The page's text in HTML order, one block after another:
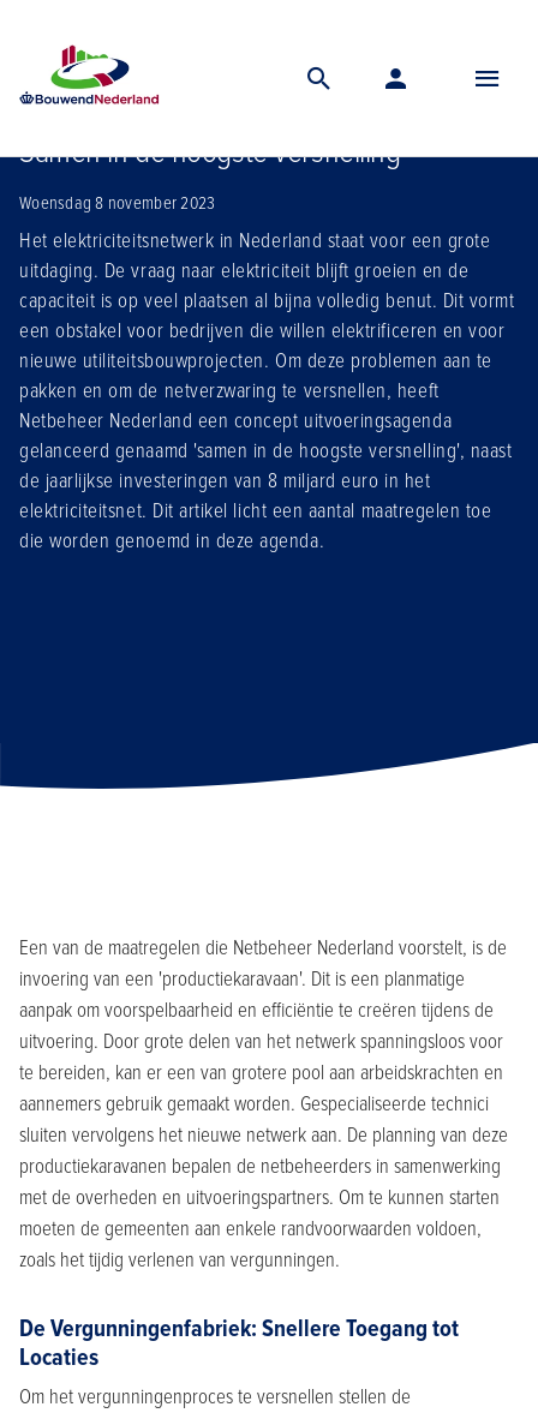
Nieuws
Samen in de hoogste versnelling
Woensdag 8 november 2023
Het elektriciteitsnetwerk in Nederland staat voor een grote
uitdaging. De vraag naar elektriciteit blijft groeien en de
capaciteit is op veel plaatsen al bijna volledig benut. Dit vormt
een obstakel voor bedrijven die willen elektrificeren en voor
nieuwe utiliteitsbouwprojecten. Om deze problemen aan te
pakken en om de netverzwaring te versnellen, heeft
Netbeheer Nederland een concept uitvoeringsagenda
gelanceerd genaamd 'samen in de hoogste versnelling', naast
de jaarlijkse investeringen van 8 miljard euro in het
elektriciteitsnet. Dit artikel licht een aantal maatregelen toe
die worden genoemd in deze agenda.
Een van de maatregelen die Netbeheer Nederland voorstelt, is de
invoering van een 'productiekaravaan'. Dit is een planmatige
aanpak om voorspelbaarheid en efficiëntie te creëren tijdens de
uitvoering. Door grote delen van het netwerk spanningsloos voor
te bereiden, kan er een van grotere pool aan arbeidskrachten en
aannemers gebruik gemaakt worden. Gespecialiseerde technici
sluiten vervolgens het nieuwe netwerk aan. De planning van deze
productiekaravanen bepalen de netbeheerders in samenwerking
met de overheden en uitvoeringspartners. Om te kunnen starten
moeten de gemeenten aan enkele randvoorwaarden voldoen,
zoals het tijdig verlenen van vergunningen.
De Vergunningenfabriek: Snellere Toegang tot
Locaties
Om het vergunningenproces te versnellen stellen de